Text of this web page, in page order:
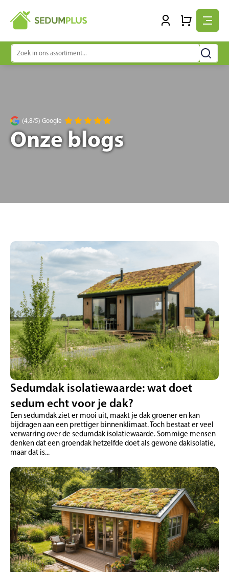
Zoeken
naar:
(4,8/5) Google
Onze blogs
Sedumdak isolatiewaarde: wat doet
sedum echt voor je dak?
Een sedumdak ziet er mooi uit, maakt je dak groener en kan
bijdragen aan een prettiger binnenklimaat. Toch bestaat er veel
verwarring over de sedumdak isolatiewaarde. Sommige mensen
denken dat een groendak hetzelfde doet als gewone dakisolatie,
maar dat is...